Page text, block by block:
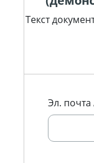
Текст
Эл. почта